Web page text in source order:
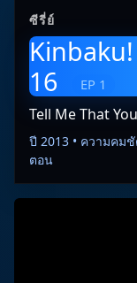
ซีรี่ย์
16
EP 1
Tell Me That
ปี 2013 • ความคม
ตอน